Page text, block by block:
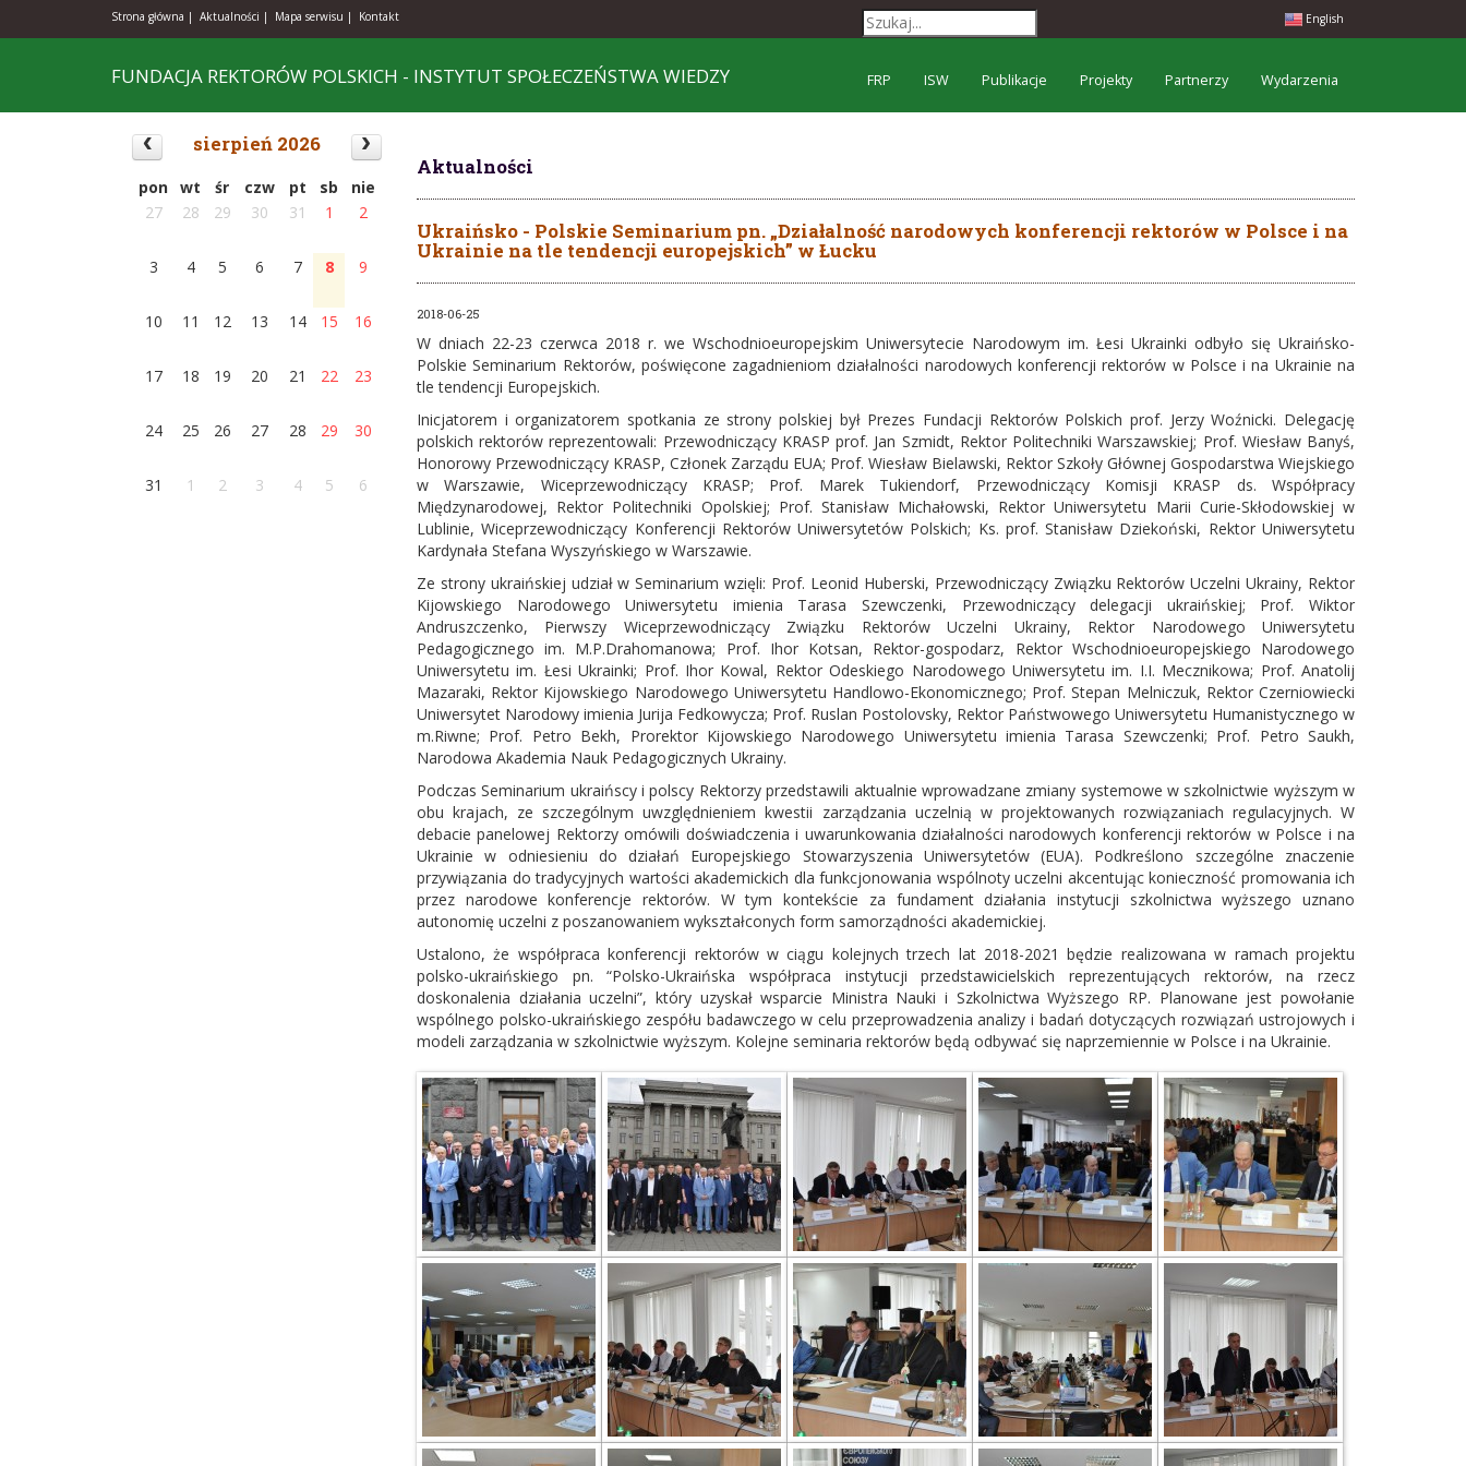
Strona główna | Aktualności | Mapa serwisu | Kontakt English
FUNDACJA REKTORÓW POLSKICH - INSTYTUT SPOŁECZEŃSTWA WIEDZY FRP ISW Publikacje Projekty Partnerzy Wydarzenia
Aktualności
Ukraińsko - Polskie Seminarium pn. „Działalność narodowych konferencji rektorów w Polsce i na
Ukrainie na tle tendencji europejskich” w Łucku
2018-06-25
W dniach 22-23 czerwca 2018 r. we Wschodnioeuropejskim Uniwersytecie Narodowym im. Łesi Ukrainki odbyło się Ukraińsko-
Polskie Seminarium Rektorów, poświęcone zagadnieniom działalności narodowych konferencji rektorów w Polsce i na Ukrainie na
tle tendencji Europejskich.
Iniсjatorem i organizatorem spotkania ze strony polskiej był Prezes Fundacji Rektorów Polskich prof. Jerzy Woźnicki. Delegację
polskich rektorów reprezentowali: Przewodniczący KRASP prof. Jan Szmidt, Rektor Politechniki Warszawskiej; Prof. Wiesław Banyś,
Honorowy Przewodniczący KRASP, Członek Zarządu EUA; Prof. Wiesław Bielawski, Rektor Szkoły Głównej Gospodarstwa Wiejskiego
w Warszawie, Wiceprzewodniczący KRASP; Prof. Marek Tukiendorf, Przewodniczący Komisji KRASP ds. Współpracy
Międzynarodowej, Rektor Politechniki Opolskiej; Prof. Stanisław Michałowski, Rektor Uniwersytetu Marii Curie-Skłodowskiej w
Lublinie, Wiceprzewodniczący Konferencji Rektorów Uniwersytetów Polskich; Ks. prof. Stanisław Dziekoński, Rektor Uniwersytetu
Kardynała Stefana Wyszyńskiego w Warszawie.
Ze strony ukraińskiej udział w Seminarium wzięli: Prof. Leonid Huberski, Przewodniczący Związku Rektorów Uczelni Ukrainy, Rektor
Kijowskiego Narodowego Uniwersytetu imienia Tarasa Szewczenki, Przewodniczący delegacji ukraińskiej; Prof. Wiktor
Andruszczenko, Pierwszy Wiceprzewodniczący Związku Rektorów Uczelni Ukrainy, Rektor Narodowego Uniwersytetu
Pedagogicznego im. M.P.Drahomanowa; Prof. Ihor Kotsan, Rektor-gospodarz, Rektor Wschodnioeuropejskiego Narodowego
Uniwersytetu im. Łesi Ukrainki; Prof. Ihor Kowal, Rektor Odeskiego Narodowego Uniwersytetu im. I.I. Mecznikowa; Prof. Anatolij
Mazaraki, Rektor Kijowskiego Narodowego Uniwersytetu Handlowo-Ekonomicznego; Prof. Stepan Melniczuk, Rektor Czerniowiecki
Uniwersytet Narodowy imienia Jurija Fedkowycza; Prof. Ruslan Postolovsky, Rektor Państwowego Uniwersytetu Humanistycznego w
m.Riwne; Prof. Petro Bekh, Prorektor Kijowskiego Narodowego Uniwersytetu imienia Tarasa Szewczenki; Prof. Petro Saukh,
Narodowa Akademia Nauk Pedagogicznych Ukrainy.
Podczas Seminarium ukraińscy i polscy Rektorzy przedstawili aktualnie wprowadzane zmiany systemowe w szkolnictwie wyższym w
obu krajach, ze szczególnym uwzględnieniem kwestii zarządzania uczelnią w projektowanych rozwiązaniach regulacyjnych. W
debacie panelowej Rektorzy omówili doświadczenia i uwarunkowania działalności narodowych konferencji rektorów w Polsce i na
Ukrainie w odniesieniu do działań Europejskiego Stowarzyszenia Uniwersytetów (EUA). Podkreślono szczególne znaczenie
przywiązania do tradycyjnych wartości akademickich dla funkcjonowania wspólnoty uczelni akcentując konieczność promowania ich
przez narodowe konferencje rektorów. W tym kontekście za fundament działania instytucji szkolnictwa wyższego uznano
autonomię uczelni z poszanowaniem wykształconych form samorządności akademickiej.
Ustalono, że współpraca konferencji rektorów w ciągu kolejnych trzech lat 2018-2021 będzie realizowana w ramach projektu
polsko-ukraińskiego pn. “Polsko-Ukraińska współpraca instytucji przedstawicielskich reprezentujących rektorów, na rzecz
doskonalenia działania uczelni”, który uzyskał wsparcie Ministra Nauki i Szkolnictwa Wyższego RP. Planowane jest powołanie
wspólnego polsko-ukraińskiego zespółu badawczego w celu przeprowadzenia analizy i badań dotyczących rozwiązań ustrojowych i
modeli zarządzania w szkolnictwie wyższym. Kolejne seminaria rektorów będą odbywać się naprzemiennie w Polsce i na Ukrainie.
sierpień 2026
pon wt śr czw pt sb
nie
27
28 29 30 31 1 2
3 4 5 6 7 8 9
10 11 12 13 14 15 16
17 18 19 20 21 22 23
24 25 26 27 28 29 30
31 1 2 3 4 5 6